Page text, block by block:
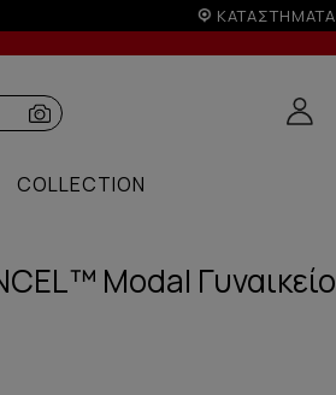
ΚΑΤΑΣΤΗΜΑΤΑ
COLLECTION
Modal Γυναικείο